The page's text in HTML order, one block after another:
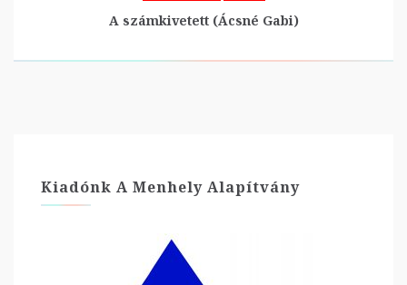
A számkivetett (Ácsné Gabi)
Kiadónk A Menhely Alapítvány